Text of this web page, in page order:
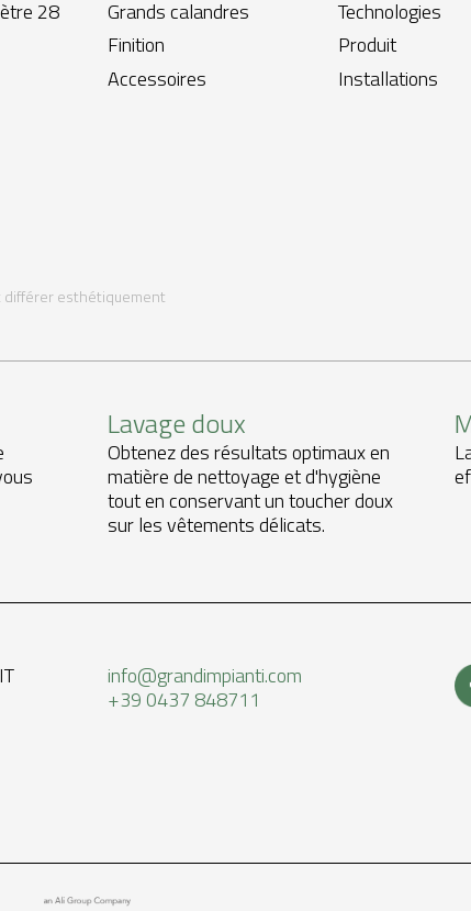
28
Grands calandres
Finition
Accessoires
Technologies
Produit
Installations
différer esthétiquement
Lavage doux
Obtenez des résultats optimaux en
matière de nettoyage et d'hygiène
tout en conservant un toucher doux
sur les vêtements délicats.
info@grandimpianti.com
+39 0437 848711